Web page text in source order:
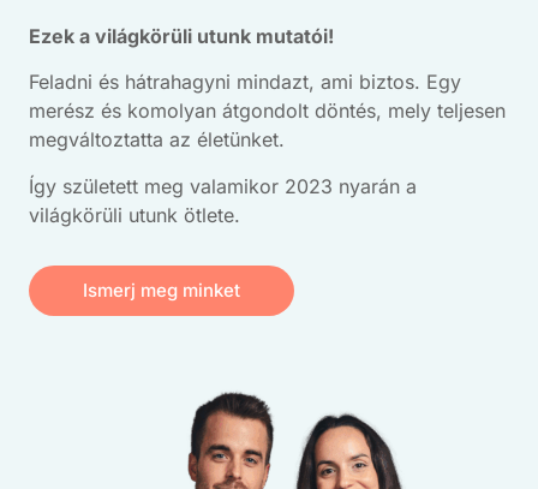
Ezek a világkörüli utunk mutatói!
Feladni és hátrahagyni mindazt, ami biztos. Egy
merész és komolyan átgondolt döntés, mely teljesen
megváltoztatta az életünket.
Így született meg valamikor 2023 nyarán a
világkörüli utunk ötlete.
Ismerj meg minket